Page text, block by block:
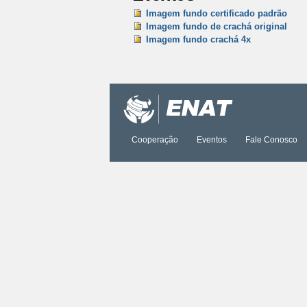
Imagem fundo certificado padrão
Imagem fundo de crachá original
Imagem fundo crachá 4x
documento
Cooperação Eventos Fale Conosco